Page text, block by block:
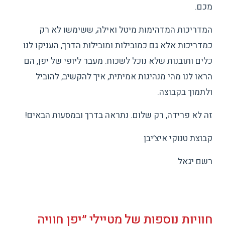
מכם.
המדריכות המדהימות מיטל ואילה, ששימשו לא רק
כמדריכות אלא גם כמובילות ומובילות הדרך, העניקו לנו
כלים ותובנות שלא נוכל לשכוח. מעבר ליופי של יפן, הם
הראו לנו מהי מנהיגות אמיתית, איך להקשיב, להוביל
ולתמוך בקבוצה.
זה לא פרידה, רק שלום. נתראה בדרך ובמסעות הבאים!
קבוצת טנוקי איצ׳יבן
רשם יגאל
חוויות נוספות של מטיילי ״יפן חוויה